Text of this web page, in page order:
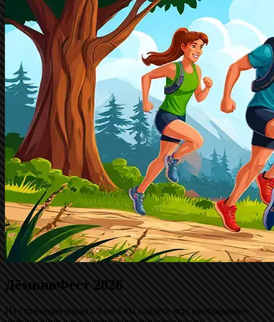
ДёминоФест 2026
На страницах нашего блога вы найдёте всю необходимую